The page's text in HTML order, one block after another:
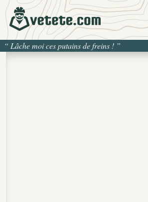
“ Lâche moi ces putains de freins ! ”